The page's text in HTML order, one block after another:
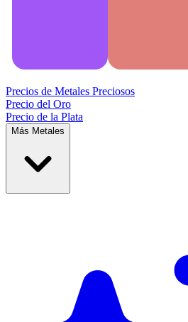
Precios de Metales Preciosos
Precio del Oro
Precio de la Plata
Más Metales